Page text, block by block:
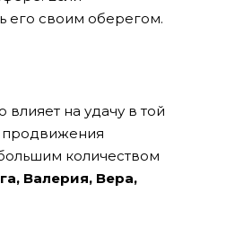
его своим оберегом.
на удачу в той
продвижения
количеством
Валерия, Вера,